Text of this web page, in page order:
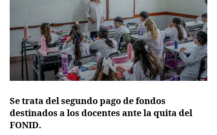
Se trata del segundo pago de fondos
destinados a los docentes ante la quita del
FONID.